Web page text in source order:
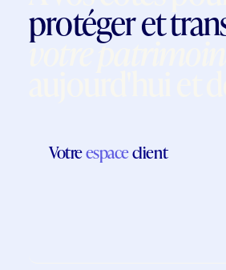
protéger et
votre patrimoine
Votreespaceclient